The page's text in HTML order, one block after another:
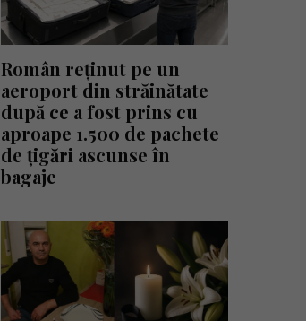
Român reținut pe un
aeroport din străinătate
după ce a fost prins cu
aproape 1.500 de pachete
de țigări ascunse în
bagaje